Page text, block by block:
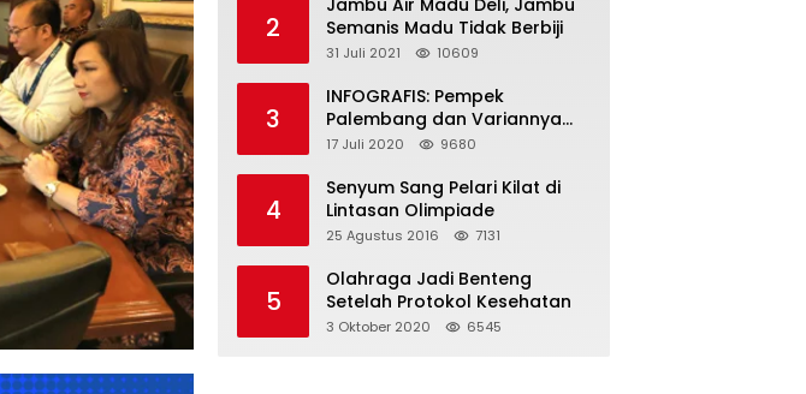
2
Jambu Air Madu Deli, Jambu
Semanis Madu Tidak Berbiji
31 Juli 2021 10609
3
INFOGRAFIS: Pempek
Palembang dan Variannya
yang Melegenda
17 Juli 2020 9680
4
Senyum Sang Pelari Kilat di
Lintasan Olimpiade
25 Agustus 2016 7131
5
Olahraga Jadi Benteng
Setelah Protokol Kesehatan
3 Oktober 2020 6545